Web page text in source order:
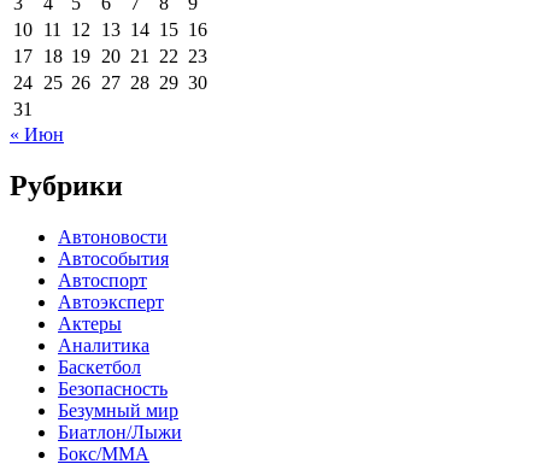
10 11 12 13 14 15 16
17 18 19 20 21 22 23
24 25 26 27 28 29 30
31
« Июн
Рубрики
Автоновости
Автособытия
Автоспорт
Автоэксперт
Актеры
Аналитика
Баскетбол
Безопасность
Безумный мир
Биатлон/Лыжи
Бокс/MMA